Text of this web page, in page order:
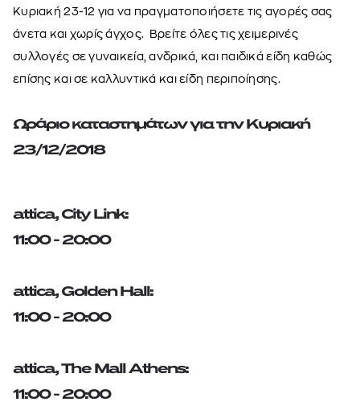
Κυριακή 23-12 για να πραγματοποιήσετε τις αγορές σας
άνετα και χωρίς άγχος. Βρείτε όλες τις χειμερινές
συλλογές σε γυναικεία, ανδρικά, και παιδικά είδη καθώς
επίσης και σε καλλυντικά και είδη περιποίησης.
Ωράριο καταστημάτων για την Κυριακή
23/12/2018
attica, City Link:
11:00 - 20:00
attica, Golden Hall:
11:00 - 20:00
attica, The Mall Athens:
11:00 - 20:00